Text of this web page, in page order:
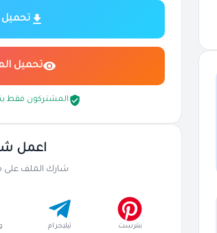
تحميل
المشتركون فقط
اعمل
شارك الملف على
بنترست تيليجرام